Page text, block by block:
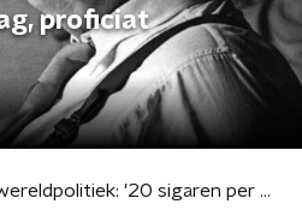
proficiat
Rokers in de wereldpolitiek: '20 sigaren per dag, proficiat excellentie!'